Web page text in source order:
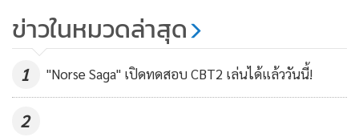
ที่สามารถเล่นได้จะให้ผู้เล่นได้ออกผจญภัยไปกับตัวละครเอก
อย่างคลาวด์, เวอร์นา, และเจ้าเหมียว เพื่อสะสมและฝึกฝนมอนส
เตอร์ต่าง ๆ อีกทั้งผู้เล่นยังจะได้สัมผัสประสบการณ์กับตัวละคร
ผจญภัยและรูปแบบการเล่นที่กว้างขวางมากยิ่งขึ้น
68
Solo Leveling
ข่าวในหมวดล่าสุด
1 "Norse Saga" เปิดทดสอบ CBT2 เล่นได้แล้ววันนี้!
2